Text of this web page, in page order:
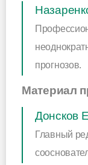
прогнозов.
Материал
Донсков
Главный